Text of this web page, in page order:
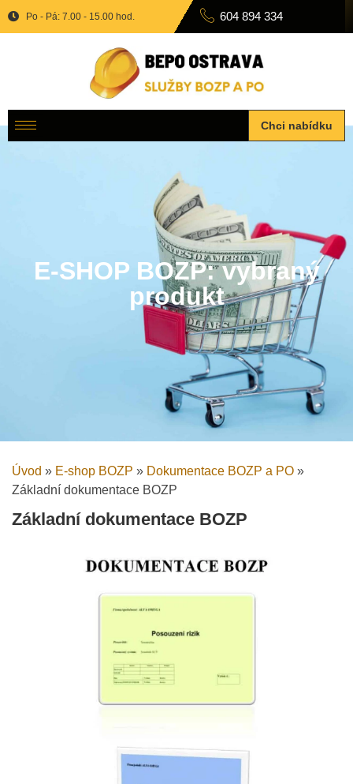
Po - Pá: 7.00 - 15.00 hod. 604 894 334
Chci nabídku
E-SHOP BOZP: vybraný
produkt
Úvod » E-shop BOZP » Dokumentace BOZP a PO »
Základní dokumentace BOZP
Základní dokumentace BOZP